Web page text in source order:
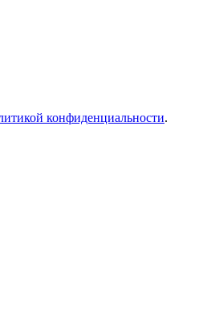
конфиденциальности.